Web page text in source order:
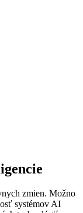
zmien. Možno
systémov AI